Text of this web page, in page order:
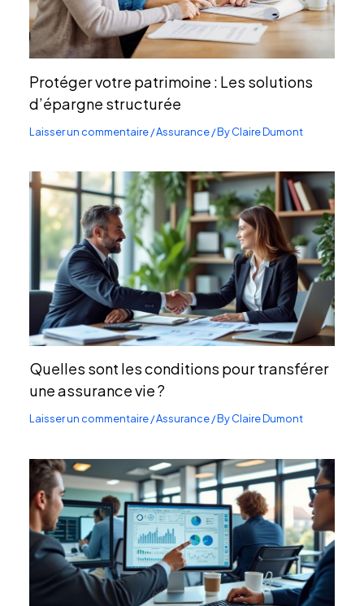
Protéger votre patrimoine : Les solutions
d’épargne structurée
Laisser un commentaire/Assurance/ ByClaire Dumont
Quelles sont les conditions pour transférer
une assurance vie ?
Laisser un commentaire/Assurance/ ByClaire Dumont